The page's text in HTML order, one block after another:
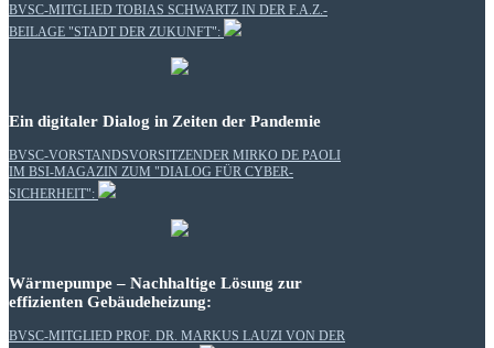
BVSC-MITGLIED TOBIAS SCHWARTZ IN DER F.A.Z.-
BEILAGE "STADT DER ZUKUNFT":
Ein digitaler Dialog in Zeiten der Pandemie
BVSC-VORSTANDSVORSITZENDER MIRKO DE PAOLI
IM BSI-MAGAZIN ZUM "DIALOG FÜR CYBER-
SICHERHEIT":
Wärmepumpe – Nachhaltige Lösung zur
effizienten Gebäudeheizung:
BVSC-MITGLIED PROF. DR. MARKUS LAUZI VON DER